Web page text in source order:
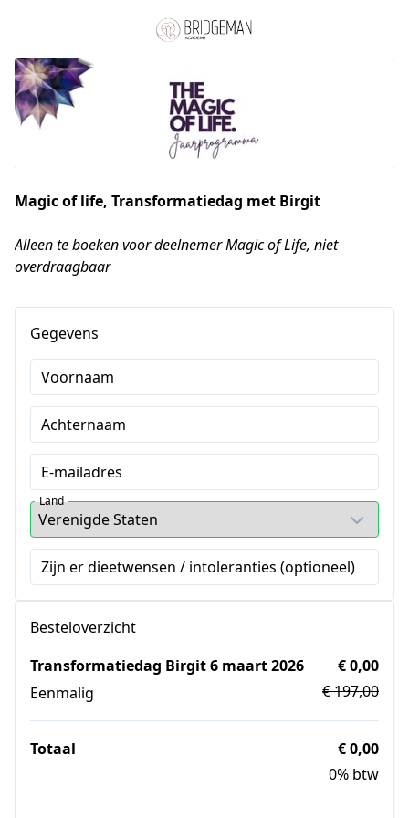
Magic of life, Transformatiedag met Birgit
Alleen te boeken voor deelnemer Magic of Life, niet
overdraagbaar
Gegevens
Voornaam
Achternaam
E-mailadres
Land
Zijn er dieetwensen / intoleranties (optioneel)
Besteloverzicht
Transformatiedag Birgit 6 maart 2026
Eenmalig
€ 0,00
€ 197,00
Totaal
€ 0,00
0% btw